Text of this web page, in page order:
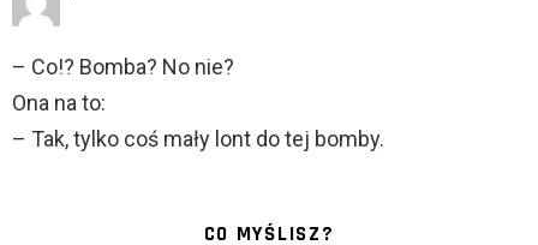
– Co!? Bomba? No nie?
Ona na to:
– Tak, tylko coś mały lont do tej bomby.
CO MYŚLISZ?